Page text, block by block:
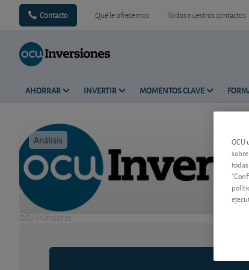
Contacto Qué le ofrecemos Todos nuestros contactos
AHORRAR INVERTIR MOMENTOS CLAVE
Análisis
OCU Inversiones
OCU